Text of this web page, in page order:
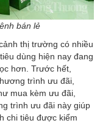
bán lẻ
thị trường có nhiều
dùng hiện nay đang
hơn. Trước hết,
trình ưu đãi,
mua kèm ưu đãi,
trình ưu đãi này giúp
chi tiêu được kiểm